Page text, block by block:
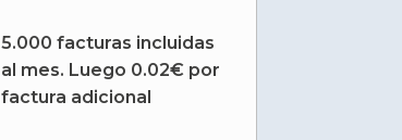
5.000 facturas incluidas
al mes. Luego 0.02€ por
factura adicional